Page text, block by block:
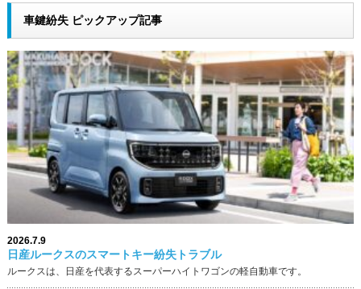
車鍵紛失 ピックアップ記事
2026.7.9
日産ルークスのスマートキー紛失トラブル
ルークスは、日産を代表するスーパーハイトワゴンの軽自動車です。